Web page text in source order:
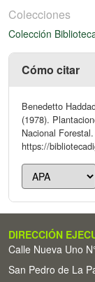
Colecciones
Colección
Cómo citar
Benedetto
(1978).
Nacional
https://
DIRECCIÓN
Calle Nueva Uno
San Pedro de La